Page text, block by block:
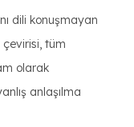
dili konuşmayan
çevirisi, tüm
olarak
anlaşılma